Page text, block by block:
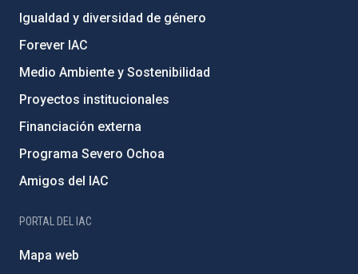
Igualdad y diversidad de género
Forever IAC
Medio Ambiente y Sostenibilidad
Proyectos institucionales
Financiación externa
Programa Severo Ochoa
Amigos del IAC
PORTAL DEL IAC
Mapa web